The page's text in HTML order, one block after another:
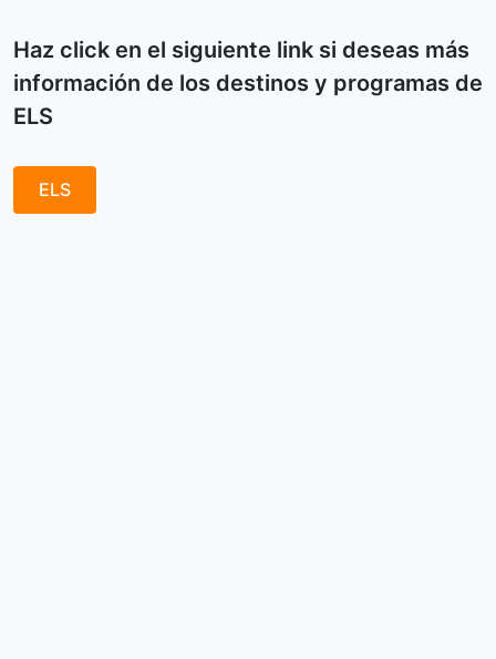
Haz click en el siguiente link si deseas más
información de los destinos y programas de
ELS
ELS